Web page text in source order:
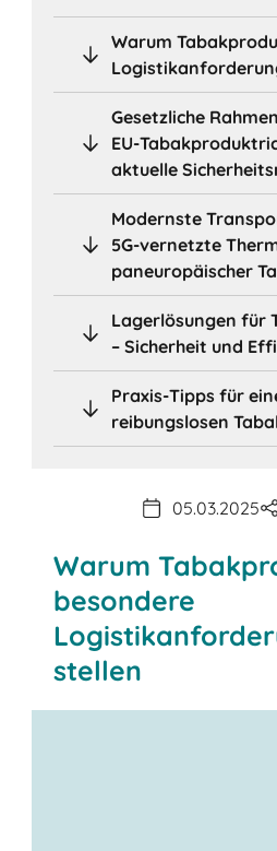
Warum
Gesetzliche
EU-
aktuelle
Modernste
5G-vernetzte
paneuropäischer
Lagerlösungen für
– Sicherheit und
Praxis-Tipps für
reibungslosen
05.03.2025
Warum
besondere
stellen